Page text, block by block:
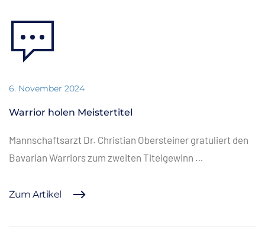
6. November 2024
Warrior holen Meistertitel
Mannschaftsarzt Dr. Christian Obersteiner gratuliert den
Bavarian Warriors zum zweiten Titelgewinn …
Zum Artikel